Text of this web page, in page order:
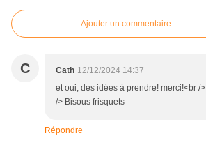
Ajouter un commentaire
C Cath 12/12/2024 14:37
et oui, des idées à prendre! merci!<br /
/> Bisous frisquets
Répondre